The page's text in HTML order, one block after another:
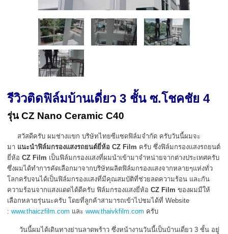
รีวิวติดฟิล์มบ้านเดี่ยว 3 ชั้น ซ.โชคชัย 4
รุ่น CZ Nano Ceramic C40
สวัสดีครับ ผมช่างแขก บริษัทไทยซีแซดฟิล์มจำกัด ครับวันนี้ผมจะ
มา แนะนำฟิล์มกรองแสงรถยนต์ยี่ห้อCZ Film ครับ ซึ่งฟิล์มกรองแสงรถยนต์
ยี่ห้อCZ Film เป็นฟิล์มกรองแสงที่ผมนำเข้ามาจำหน่ายจากต่างประเทศครับ
ซึ่งผมได้ทำการคัดเลือกมาจากบริษัทผลิตฟิล์มกรองแสงจากหลายๆแห่งทั่ว
โลกครับจนได้เป็นฟิล์มกรองแสงที่มีคุณสมบัติที่ช่วยลดความร้อน และกัน
ความร้อนจากแสงแดดได้ดีครับ ฟิล์มกรองแสงยี่ห้อCZ Film ของผมมีให้
เลือกหลายรุ่นนะครับ โดยที่ลูกค้าสามารถเข้าไปชมได้ที่ Website
:www.thaiczfilm.com และwww.thaivkfilm.com ครับ
วันนี้ผมได้เดินทางย่านลาดพร้าว ซึ่งหน้างานวันนี้เป็นบ้านเดี่ยว 3 ชั้น อยู่